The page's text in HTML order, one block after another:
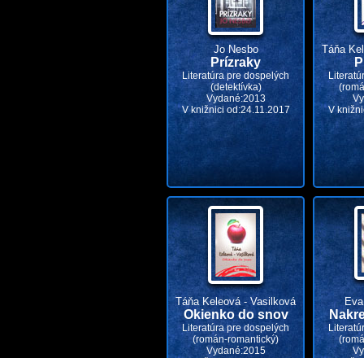
Jo Nesbo
Prízraky
Literatúra pre dospelých
(detektívka)
Vydané:2013
V knižnici od:24.11.2017
Táňa
V
Táňa Keleová - Vasilková
Okienko do snov
Literatúra pre dospelých
(román-romantický)
Vydané:2015